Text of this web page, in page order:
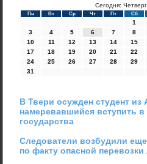
Сегодня:
Пн Вт Ср Чт Пт Сб
1
3
4 5 6 7 8
10
11 12 13 14 15
17
18 19 20 21 22
24
25 26 27 28 29
31
В Твери осужден студент из
намеревавшийся вступить
государства
Следователи возбудили
по факту опасной